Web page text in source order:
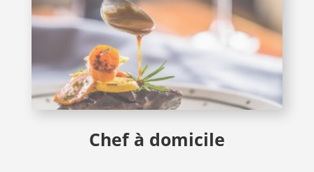
Chef à domicile